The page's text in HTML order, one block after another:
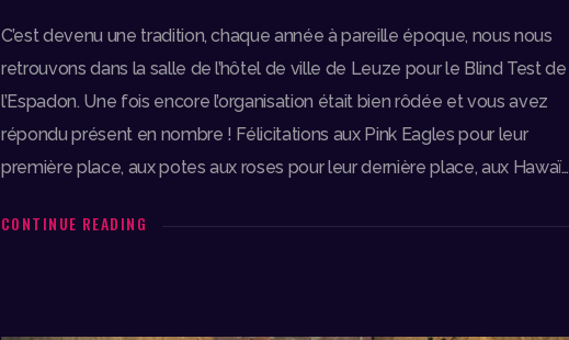
C’est devenu une tradition, chaque année à pareille époque, nous nous
retrouvons dans la salle de l’hôtel de ville de Leuze pour le Blind Test de
l’Espadon. Une fois encore l’organisation était bien rôdée et vous avez
répondu présent en nombre ! Félicitations aux Pink Eagles pour leur
première place, aux potes aux roses pour leur dernière place, aux Hawaï…
CONTINUE READING